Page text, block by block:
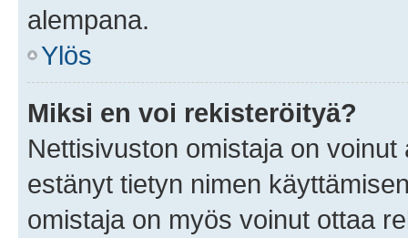
alempana.
Ylös
Miksi en voi rekisteröityä?
Nettisivuston omistaja on
estänyt tietyn nimen
omistaja on myös voinut ottaa